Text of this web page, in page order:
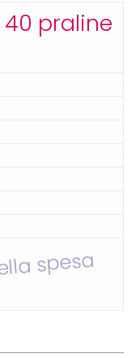
praline
spesa